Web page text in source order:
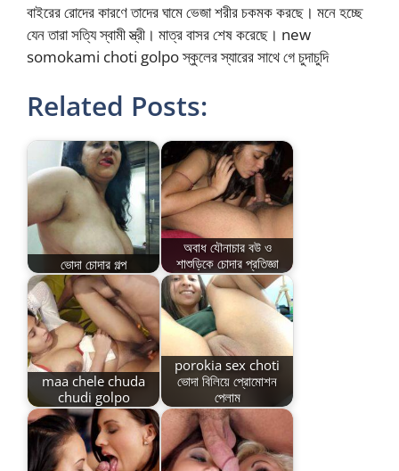
বাইরের রোদের কারণে তাদের ঘামে ভেজা শরীর চকমক করছে। মনে হচ্ছে
যেন তারা সত্যি স্বামী স্ত্রী। মাত্র বাসর শেষ করেছে। new
somokami choti golpo স্কুলের স্যারের সাথে গে চুদাচুদি
Related Posts:
ভোদা চোদার গল্প
অবাধ যৌনাচার বউ ও
শাশুড়িকে চোদার প্রতিজ্ঞা
maa chele chuda
chudi golpo
porokia sex choti
ভোদা বিলিয়ে প্রোমোশন
পেলাম